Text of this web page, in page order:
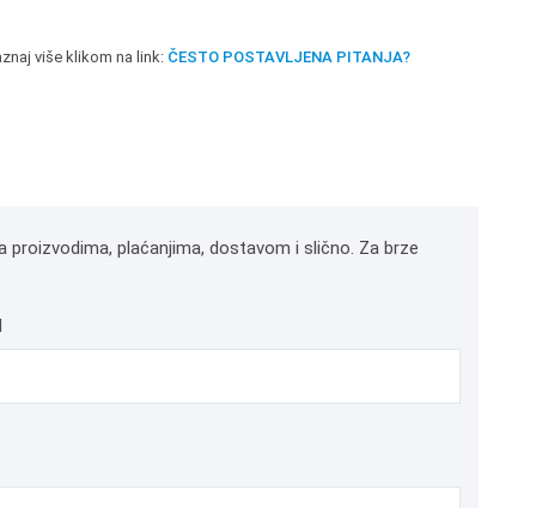
više klikom na link: ČESTO POSTAVLJENA PITANJA?
plaćanjima, dostavom i slično. Za brze